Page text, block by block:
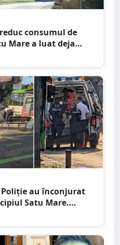
consumul de
Mare a luat deja
venit ceilalți
Poliție au înconjurat
Satu Mare.